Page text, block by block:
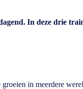
In deze drie
in meerdere